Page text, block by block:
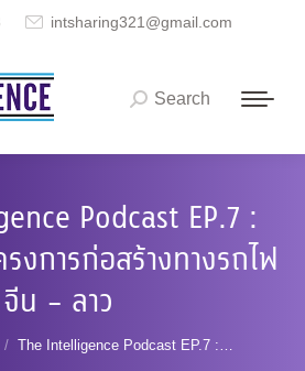
intsharing321@gmail.com
Search:
Search
Podcast EP.7 :
งการก่อสร้างทางรถไฟ
จีน – ลาว
The Intelligence Podcast EP.7 :…